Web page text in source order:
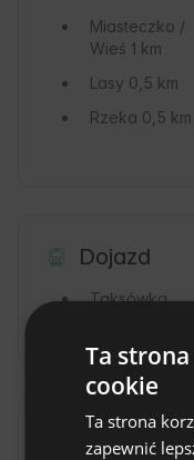
Miasteczko /
Wieś 1 km
Lasy 0,5 km
Rzeka 0,5 km
Dojazd
Taksówką
Zasady
Ta
cookie
Ta strona
zapewnić